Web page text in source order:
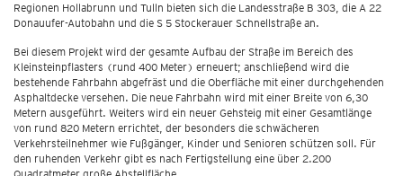
Regionen Hollabrunn und Tulln bieten sich die Landesstraße B 303, die A 22
Donauufer-Autobahn und die S 5 Stockerauer Schnellstraße an.
Bei diesem Projekt wird der gesamte Aufbau der Straße im Bereich des
Kleinsteinpflasters (rund 400 Meter) erneuert; anschließend wird die
bestehende Fahrbahn abgefräst und die Oberfläche mit einer durchgehenden
Asphaltdecke versehen. Die neue Fahrbahn wird mit einer Breite von 6,30
Metern ausgeführt. Weiters wird ein neuer Gehsteig mit einer Gesamtlänge
von rund 820 Metern errichtet, der besonders die schwächeren
Verkehrsteilnehmer wie Fußgänger, Kinder und Senioren schützen soll. Für
den ruhenden Verkehr gibt es nach Fertigstellung eine über 2.200